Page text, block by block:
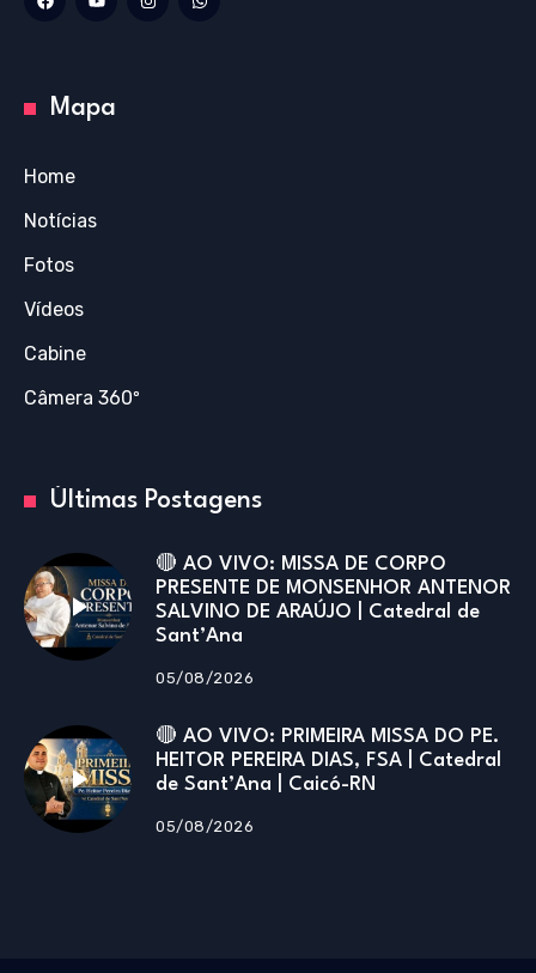
Mapa
Home
Notícias
Fotos
Vídeos
Cabine
Câmera 360º
Últimas Postagens
🔴 AO VIVO: MISSA DE CORPO
PRESENTE DE MONSENHOR ANTENOR
SALVINO DE ARAÚJO | Catedral de
Sant’Ana
05/08/2026
🔴 AO VIVO: PRIMEIRA MISSA DO PE.
HEITOR PEREIRA DIAS, FSA | Catedral
de Sant’Ana | Caicó-RN
05/08/2026